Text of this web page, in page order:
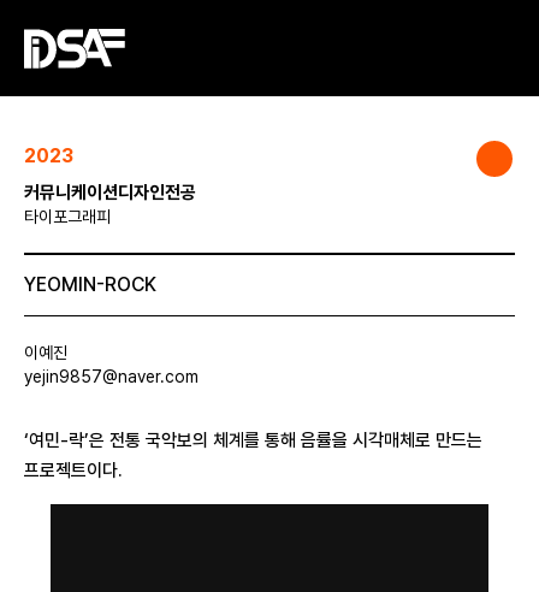
2023
커뮤니케이션디자인전공
타이포그래피
YEOMIN-ROCK
이예진
yejin9857@naver.com
‘여민-락’은 전통 국악보의 체계를 통해 음률을 시각매체로 만드는
프로젝트이다.